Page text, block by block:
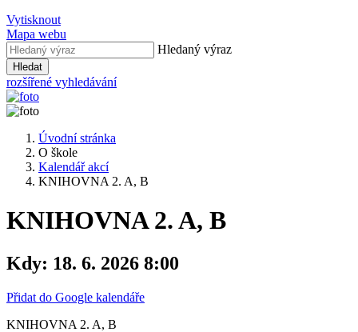
Vytisknout
Mapa webu
Hledaný výraz
Hledat
rozšířené vyhledávání
Úvodní stránka
O škole
Kalendář akcí
KNIHOVNA 2. A, B
KNIHOVNA 2. A, B
Kdy: 18. 6. 2026 8:00
Přidat do Google kalendáře
KNIHOVNA 2. A, B